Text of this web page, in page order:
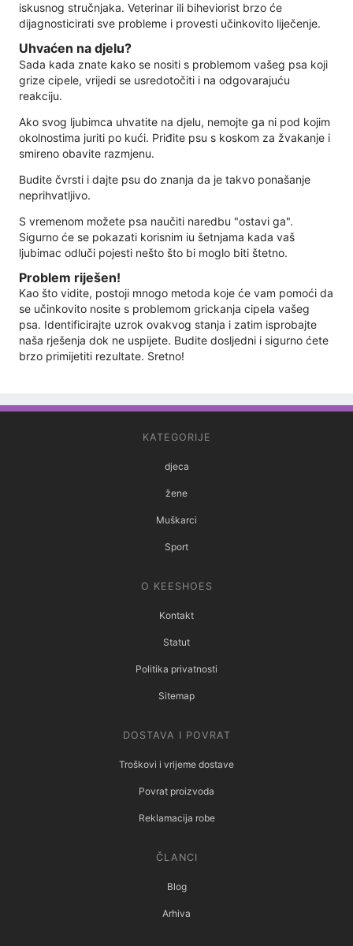
iskusnog stručnjaka. Veterinar ili biheviorist brzo će
dijagnosticirati sve probleme i provesti učinkovito liječenje.
Uhvaćen na djelu?
Sada kada znate kako se nositi s problemom vašeg psa koji
grize cipele, vrijedi se usredotočiti i na odgovarajuću
reakciju.
Ako svog ljubimca uhvatite na djelu, nemojte ga ni pod kojim
okolnostima juriti po kući. Priđite psu s koskom za žvakanje i
smireno obavite razmjenu.
Budite čvrsti i dajte psu do znanja da je takvo ponašanje
neprihvatljivo.
S vremenom možete psa naučiti naredbu "ostavi ga".
Sigurno će se pokazati korisnim iu šetnjama kada vaš
ljubimac odluči pojesti nešto što bi moglo biti štetno.
Problem riješen!
Kao što vidite, postoji mnogo metoda koje će vam pomoći da
se učinkovito nosite s problemom grickanja cipela vašeg
psa. Identificirajte uzrok ovakvog stanja i zatim isprobajte
naša rješenja dok ne uspijete. Budite dosljedni i sigurno ćete
brzo primijetiti rezultate. Sretno!
KATEGORIJE
djeca
žene
Muškarci
Sport
O KEESHOES
Kontakt
Statut
Politika privatnosti
Sitemap
DOSTAVA I POVRAT
Troškovi i vrijeme dostave
Povrat proizvoda
Reklamacija robe
ČLANCI
Blog
Arhiva